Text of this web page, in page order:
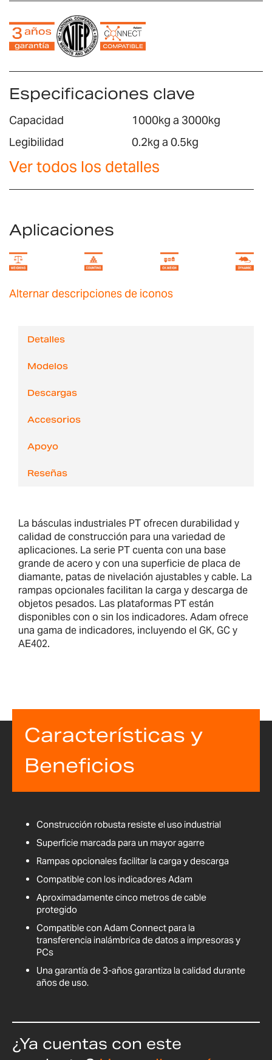
Especificaciones clave
Capacidad
1000kg a 3000kg
Legibilidad
0.2kg a 0.5kg
Ver todos los detalles
Aplicaciones
Alternar descripciones de iconos
Detalles
Modelos
Descargas
Accesorios
Apoyo
Reseñas
La básculas industriales PT ofrecen durabilidad y
calidad de construcción para una variedad de
aplicaciones. La serie PT cuenta con una base
grande de acero y con una superficie de placa de
diamante, patas de nivelación ajustables y cable. La
rampas opcionales facilitan la carga y descarga de
objetos pesados. Las plataformas PT están
disponibles con o sin los indicadores. Adam ofrece
una gama de indicadores, incluyendo el GK, GC y
AE402.
Características y
Beneficios
Construcción robusta resiste el uso industrial
Superficie marcada para un mayor agarre
Rampas opcionales facilitar la carga y descarga
Compatible con los indicadores Adam
Aproximadamente cinco metros de cable
protegido
Compatible con Adam Connect para la
transferencia inalámbrica de datos a impresoras y
PCs
Una garantía de 3-años garantiza la calidad durante
años de uso.
¿Ya cuentas con este